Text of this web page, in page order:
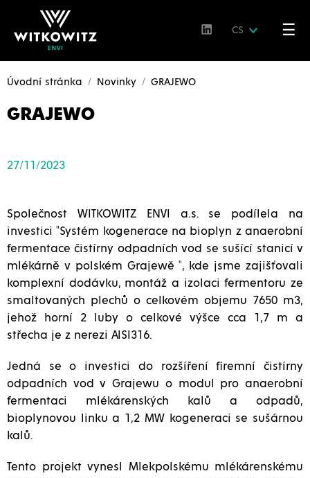
CS ☰
Úvodní stránka Novinky GRAJEWO
GRAJEWO
27/11/2023
Společnost WITKOWITZ ENVI a.s. se podílela na
investici "Systém kogenerace na bioplyn z anaerobní
fermentace čistírny odpadních vod se sušící stanicí v
mlékárně v polském Grajewě ", kde jsme zajišťovali
komplexní dodávku, montáž a izolaci fermentoru ze
smaltovaných plechů o celkovém objemu 7650 m3,
jehož horní 2 luby o celkové výšce cca 1,7 m a
střecha je z nerezi AISI316.
Jedná se o investici do rozšíření firemní čistírny
odpadních vod v Grajewu o modul pro anaerobní
fermentaci mlékárenských kalů a odpadů,
bioplynovou linku a 1,2 MW kogeneraci se sušárnou
kalů.
Tento projekt vynesl Mlekpolskému mlékárenskému